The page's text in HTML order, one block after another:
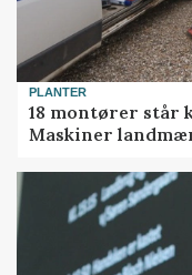
PLANTER
18 montører står
Maskiner